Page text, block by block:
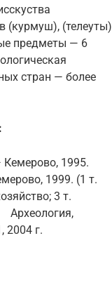
(курмуш), (телеуты)
предметы — 6
стран — более
Кемерово, 1995.
1999. (1 т.
3 т.
Археология,
2004 г.